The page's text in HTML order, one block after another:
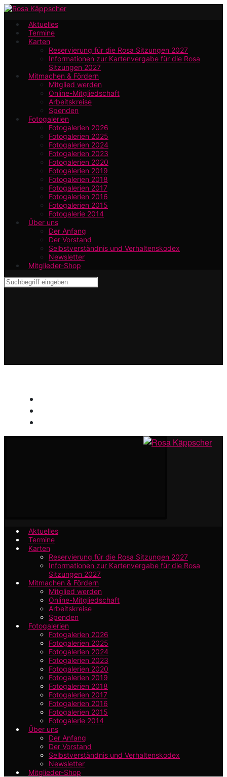
Zum
Hauptinhalt
springen
Aktuelles
Termine
Karten
Reservierung für die Rosa Sitzungen 2027
Informationen zur Kartenvergabe für die Rosa
Sitzungen 2027
Mitmachen & Fördern
Mitglied werden
Online-Mitgliedschaft
Arbeitskreise
Spenden
Fotogalerien
Fotogalerien 2026
Fotogalerien 2025
Fotogalerien 2024
Fotogalerien 2023
Fotogalerien 2020
Fotogalerien 2019
Fotogalerien 2018
Fotogalerien 2017
Fotogalerien 2016
Fotogalerien 2015
Fotogalerie 2014
Über uns
Der Anfang
Der Vorstand
Selbstverständnis und Verhaltenskodex
Newsletter
Mitglieder-Shop
Aktuelles
Termine
Karten
Reservierung für die Rosa Sitzungen 2027
Informationen zur Kartenvergabe für die Rosa
Sitzungen 2027
Mitmachen & Fördern
Mitglied werden
Online-Mitgliedschaft
Arbeitskreise
Spenden
Fotogalerien
Fotogalerien 2026
Fotogalerien 2025
Fotogalerien 2024
Fotogalerien 2023
Fotogalerien 2020
Fotogalerien 2019
Fotogalerien 2018
Fotogalerien 2017
Fotogalerien 2016
Fotogalerien 2015
Fotogalerie 2014
Über uns
Der Anfang
Der Vorstand
Selbstverständnis und Verhaltenskodex
Newsletter
Mitglieder-Shop